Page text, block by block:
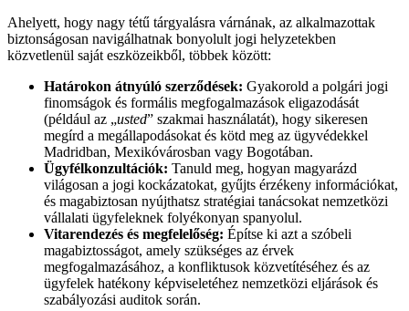
Ahelyett, hogy nagy tétű tárgyalásra várnának, az alkalmazottak
biztonságosan navigálhatnak bonyolult jogi helyzetekben
közvetlenül saját eszközeikből, többek között:
Határokon átnyúló szerződések: Gyakorold a polgári jogi
finomságok és formális megfogalmazások eligazodását
(például az „usted” szakmai használatát), hogy sikeresen
megírd a megállapodásokat és kötd meg az ügyvédekkel
Madridban, Mexikóvárosban vagy Bogotában.
Ügyfélkonzultációk: Tanuld meg, hogyan magyarázd
világosan a jogi kockázatokat, gyűjts érzékeny információkat,
és magabiztosan nyújthatsz stratégiai tanácsokat nemzetközi
vállalati ügyfeleknek folyékonyan spanyolul.
Vitarendezés és megfelelőség: Építse ki azt a szóbeli
magabiztosságot, amely szükséges az érvek
megfogalmazásához, a konfliktusok közvetítéséhez és az
ügyfelek hatékony képviseletéhez nemzetközi eljárások és
szabályozási auditok során.